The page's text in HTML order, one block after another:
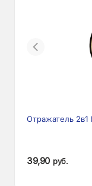
Previous
Отражатель 2в1
39,90 руб.